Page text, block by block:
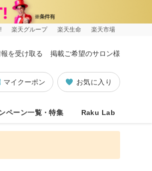
楽天グループ 楽天生命 楽天市場
を受け取る 掲載ご希望のサロン様
お気に入り
マイクーポン
ペーン一覧・特集 Raku Lab